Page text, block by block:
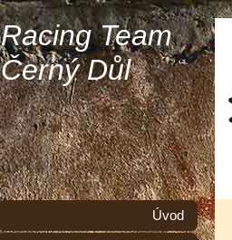
Racing Team
Černý Důl
Úvod